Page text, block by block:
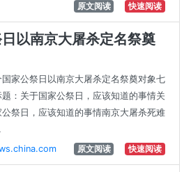
原文阅读 快速阅读
以南京大屠杀定名祭奠
国家公祭日以南京大屠杀定名祭奠对象七
：关于国家公祭日，应该知道的事情关
公祭日，应该知道的事情南京大屠杀死难
原文阅读 快速阅读